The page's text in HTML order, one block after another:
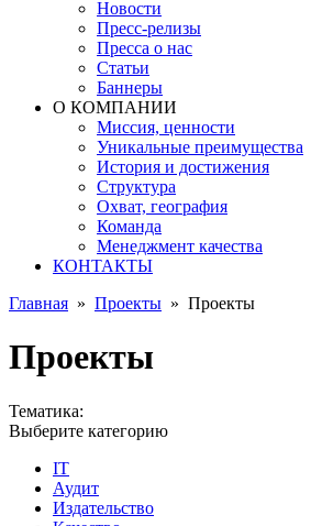
Новости
Пресс-релизы
Пресса о нас
Статьи
Баннеры
О КОМПАНИИ
Миссия, ценности
Уникальные преимущества
История и достижения
Структура
Охват, география
Команда
Менеджмент качества
КОНТАКТЫ
Главная » Проекты » Проекты
Проекты
Тематика:
Выберите категорию
IT
Аудит
Издательство